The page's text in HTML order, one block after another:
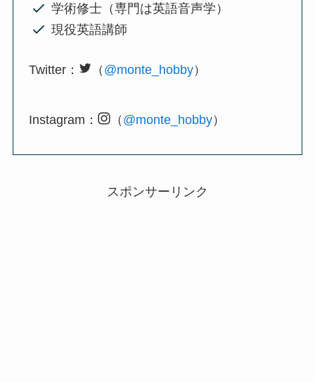
学術修士（専門は英語音声学）
現役英語講師
Twitter： （ @monte_hobby）
Instagram： （ @monte_hobby）
スポンサーリンク